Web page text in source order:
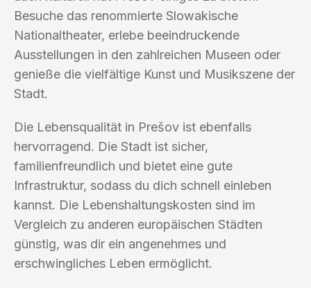
Besuche das renommierte Slowakische
Nationaltheater, erlebe beeindruckende
Ausstellungen in den zahlreichen Museen oder
genieße die vielfältige Kunst und Musikszene der
Stadt.
Die Lebensqualität in Prešov ist ebenfalls
hervorragend. Die Stadt ist sicher,
familienfreundlich und bietet eine gute
Infrastruktur, sodass du dich schnell einleben
kannst. Die Lebenshaltungskosten sind im
Vergleich zu anderen europäischen Städten
günstig, was dir ein angenehmes und
erschwingliches Leben ermöglicht.